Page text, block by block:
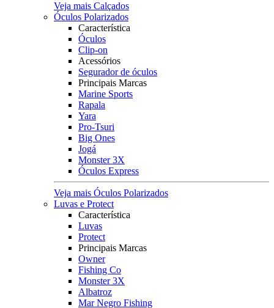
Veja mais Calçados
Óculos Polarizados
Característica
Óculos
Clip-on
Acessórios
Segurador de óculos
Principais Marcas
Marine Sports
Rapala
Yara
Pro-Tsuri
Big Ones
Jogá
Monster 3X
Óculos Express
Veja mais Óculos Polarizados
Luvas e Protect
Característica
Luvas
Protect
Principais Marcas
Owner
Fishing Co
Monster 3X
Albatroz
Mar Negro Fishing